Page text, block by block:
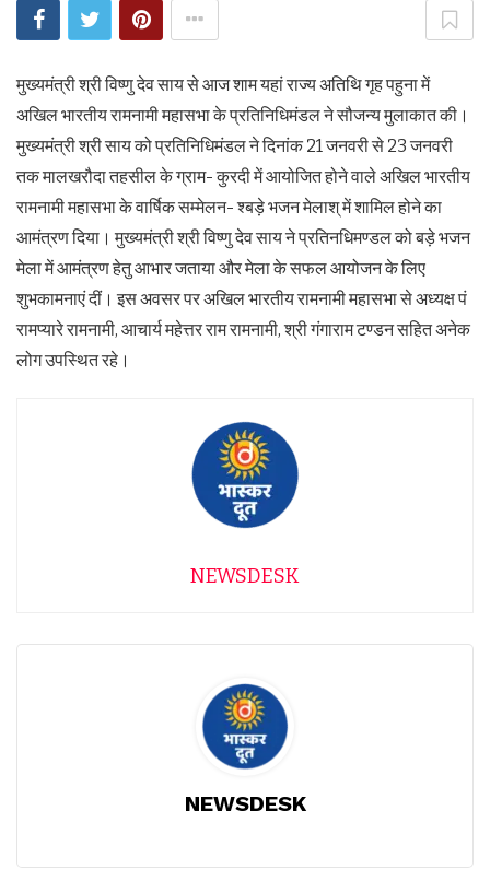
मुख्यमंत्री श्री विष्णु देव साय से आज शाम यहां राज्य अतिथि गृह पहुना में
अखिल भारतीय रामनामी महासभा के प्रतिनिधिमंडल ने सौजन्य मुलाकात की।
मुख्यमंत्री श्री साय को प्रतिनिधिमंडल ने दिनांक 21 जनवरी से 23 जनवरी
तक मालखरौदा तहसील के ग्राम- कुरदी में आयोजित होने वाले अखिल भारतीय
रामनामी महासभा के वार्षिक सम्मेलन- श्बड़े भजन मेलाश् में शामिल होने का
आमंत्रण दिया। मुख्यमंत्री श्री विष्णु देव साय ने प्रतिनधिमण्डल को बड़े भजन
मेला में आमंत्रण हेतु आभार जताया और मेला के सफल आयोजन के लिए
शुभकामनाएं दीं। इस अवसर पर अखिल भारतीय रामनामी महासभा से अध्यक्ष पं
रामप्यारे रामनामी, आचार्य महेत्तर राम रामनामी, श्री गंगाराम टण्डन सहित अनेक
लोग उपस्थित रहे।
NEWSDESK
NEWSDESK